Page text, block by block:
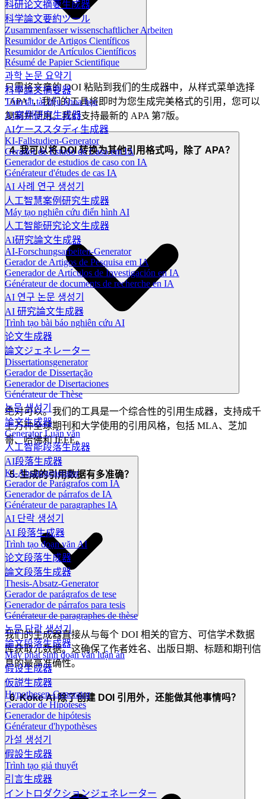
科研论文摘要生成器
科学論文要約ツール
Zusammenfasser wissenschaftlicher Arbeiten
Resumidor de Artigos Científicos
Resumidor de Artículos Científicos
Résumé de Papier Scientifique
과학 논문 요약기
科學論文摘要器
Tóm tắt tài liệu khoa học
AI案例研究生成器
AIケーススタディ生成器
KI-Fallstudien-Generator
Gerador de Estudo de Caso em IA
Generador de estudios de caso con IA
Générateur d'études de cas IA
AI 사례 연구 생성기
人工智慧案例研究生成器
Máy tạo nghiên cứu điển hình AI
人工智能研究论文生成器
AI研究論文生成器
AI-Forschungsarbeiten-Generator
Gerador de Artigos de Pesquisa em IA
Generador de Artículos de Investigación en IA
Générateur de documents de recherche en IA
AI 연구 논문 생성기
AI 研究論文生成器
Trình tạo bài báo nghiên cứu AI
论文生成器
論文ジェネレーター
Dissertationsgenerator
Gerador de Dissertação
Generador de Disertaciones
Générateur de Thèse
논문 생성기
論文生成器
Generator Luận văn
人工智能段落生成器
AI段落生成器
KI-Absatzgenerator
Gerador de Parágrafos com IA
Generador de párrafos de IA
Générateur de paragraphes IA
AI 단락 생성기
AI 段落生成器
Trình tạo đoạn văn AI
论文段落生成器
論文段落生成器
Thesis-Absatz-Generator
Gerador de parágrafos de tese
Generador de párrafos para tesis
Générateur de paragraphes de thèse
논문 단락 생성기
論文段落生成器
Máy phát sinh đoạn văn luận án
假设生成器
仮説生成器
Hypothesen-Generator
Gerador de Hipóteses
Generador de hipótesis
Générateur d'hypothèses
가설 생성기
假設生成器
Trình tạo giả thuyết
引言生成器
イントロダクションジェネレーター
只需将文章的 DOI 粘贴到我们的生成器中，从样式菜单选择
"APA"，我们的工具将即时为您生成完美格式的引用，您可以
复制并使用。我们支持最新的 APA 第7版。
4. 我可以将 DOI 转换为其他引用格式吗，除了 APA？
绝对可以。我们的工具是一个综合性的引用生成器，支持成千
上万种全球期刊和大学使用的引用风格，包括 MLA、芝加
哥、哈佛和 IEEE。
5. 生成的引用数据有多准确？
我们的生成器直接从与每个 DOI 相关的官方、可信学术数据
库获取元数据。这确保了作者姓名、出版日期、标题和期刊信
息的最高准确性。
6. Koke AI 除了创建 DOI 引用外，还能做其他事情吗？